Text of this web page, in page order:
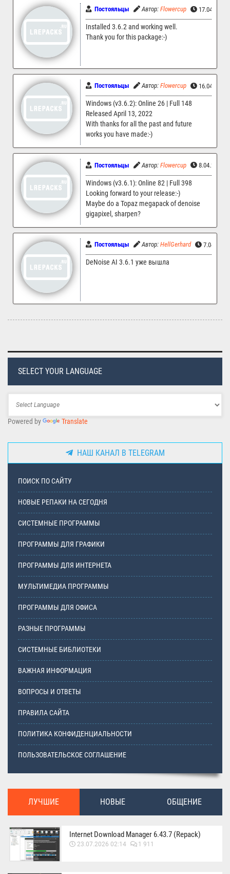
Постояльцы Автор: Flowercup
Installed 3.6.2 and working well.
Thank you for this package:-)
Постояльцы Автор: Flowercup
Windows (v3.6.2): Online 26 | Full 148
Released April 13, 2022
With thanks for all the past and future
works you have made:-)
Постояльцы Автор: Flowercup 8.04.2022
Windows (v3.6.1): Online 82 | Full 398
Looking forward to your release:-)
Maybe do a Topaz megapack of denoise
gigapixel, sharpen?
Постояльцы Автор: HellGerhard
DeNoise AI 3.6.1 уже вышла
SELECT YOUR LANGUAGE
Powered by Translate
НАШ КАНАЛ В TELEGRAM
ПОИСК ПО САЙТУ
НОВЫЕ РЕПАКИ НА СЕГОДНЯ
СИСТЕМНЫЕ ПРОГРАММЫ
ПРОГРАММЫ ДЛЯ ГРАФИКИ
ПРОГРАММЫ ДЛЯ ИНТЕРНЕТА
МУЛЬТИМЕДИА ПРОГРАММЫ
ПРОГРАММЫ ДЛЯ ОФИСА
РАЗНЫЕ ПРОГРАММЫ
СИСТЕМНЫЕ БИБЛИОТЕКИ
ВАЖНАЯ ИНФОРМАЦИЯ
ВОПРОСЫ И ОТВЕТЫ
ПРАВИЛА САЙТА
ПОЛИТИКА КОНФИДЕНЦИАЛЬНОСТИ
ПОЛЬЗОВАТЕЛЬСКОЕ СОГЛАШЕНИЕ
ЛУЧШИЕ НОВЫЕ ОБЩЕНИЕ
Internet Download Manager 6.43.7 (Repack)
23.07.2026 02:14 1 911